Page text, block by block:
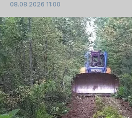
08.08.2026 11:00